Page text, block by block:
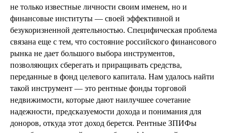
не только известные личности своим именем, но и
финансовые институты — своей эффективной и
безукоризненной деятельностью. Специфическая проблема
связана еще с тем, что состояние российского финансового
рынка не дает большого выбора инструментов,
позволяющих сберегать и приращивать средства,
переданные в фонд целевого капитала. Нам удалось найти
такой инструмент — это рентные фонды торговой
недвижимости, которые дают наилучшее сочетание
надежности, предсказуемости дохода и понимания для
доноров, откуда этот доход берется. Рентные ЗПИФы